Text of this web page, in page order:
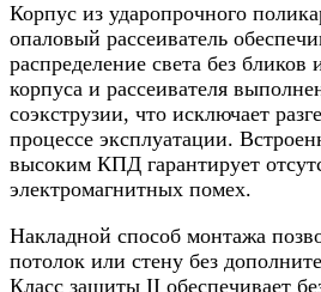
Корпус из ударопрочного
опаловый рассеиватель
распределение света без
корпуса и рассеивателя
соэкструзии, что исключает
процессе эксплуатации.
высоким КПД гарантирует
электромагнитных помех.
Накладной способ монтажа
потолок или стену без
Класс защиты II обеспечивает